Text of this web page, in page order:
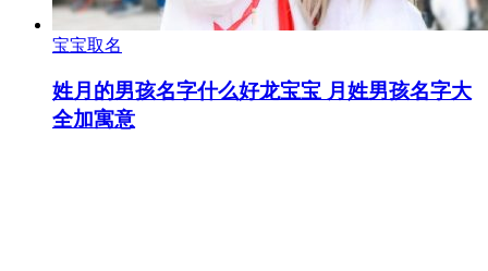
宝宝取名
姓月的男孩名字什么好龙宝宝 月姓男孩名字大
全加寓意